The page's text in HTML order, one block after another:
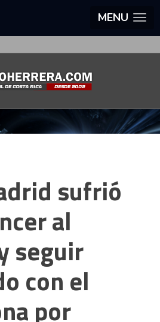
MENU
sufrió
al
seguir
con el
por